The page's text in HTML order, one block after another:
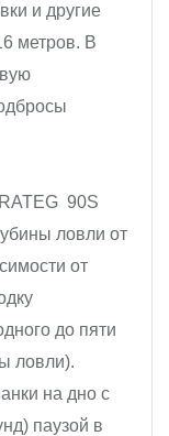
и другие
метров. В
90S
ловли от
от
до пяти
ловли).
на дно с
паузой в